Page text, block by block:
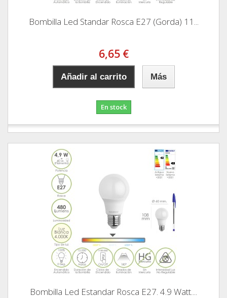
Bombilla Led Standar Rosca E27 (Gorda) 11...
6,65 €
Añadir al carrito Más
En stock
Bombilla Led Estandar Rosca E27. 4.9 Watt....